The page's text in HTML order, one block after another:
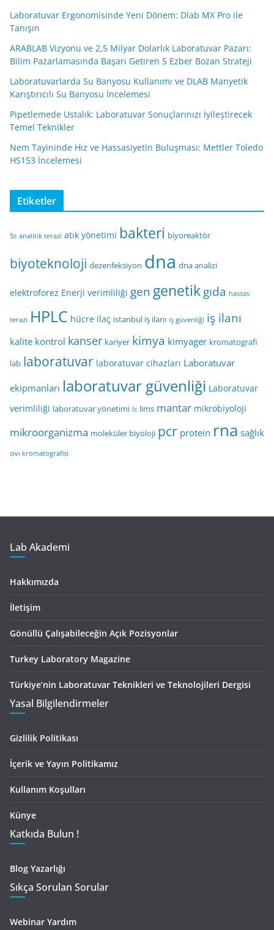
Laboratuvar Ergonomisinde Yeni Dönem: Dlab MX Pro ile
Tanışın
ARABLAB Vizyonu ve 2,5 Milyar Dolarlık Laboratuvar Pazarı:
Bilim Pazarlamasında Başarı Getiren 5 Ezber Bozan Strateji
Laboratuvarlarda Su Banyosu Kullanımı ve DLAB Manyetik
Karıştırıcılı Su Banyosu İncelemesi
Pipetlemede Ustalık: Laboratuvar Sonuçlarınızı İyileştirecek
Temel Teknikler
Nem Tayininde Hız ve Hassasiyetin Buluşması: Mettler Toledo
HS153 İncelemesi
Etiketler
5s analitik terazi atık yönetimi bakteri biyoreaktör
biyoteknoloji dezenfeksiyon dna dna analizi
elektroforez Enerji verimliliği gen genetikgıda hassas
terazi HPLC hücre ilaç istanbul iş ilanı iş güvenliği iş ilanı
kalite kontrol kanser kariyer kimya kimyager kromatografi
lab laboratuvar laboratuvar cihazları Laboratuvar
ekipmanları laboratuvar güvenliği Laboratuvar
verimliliği laboratuvar yönetimi lc lims mantar mikrobiyoloji
mikroorganizma moleküler biyoloji pcr protein rna sağlık
sıvı kromatografisi
Lab Akademi
Hakkımızda
İletişim
Gönüllü Çalışabileceğin Açık Pozisyonlar
Turkey Laboratory Magazine
Türkiye’nin Laboratuvar Teknikleri ve Teknolojileri Dergisi
Yasal Bilgilendirmeler
Gizlilik Politikası
İçerik ve Yayın Politikamız
Kullanım Koşulları
Künye
Katkıda Bulun !
Blog Yazarlığı
Sıkça Sorulan Sorular
Webinar Yardım